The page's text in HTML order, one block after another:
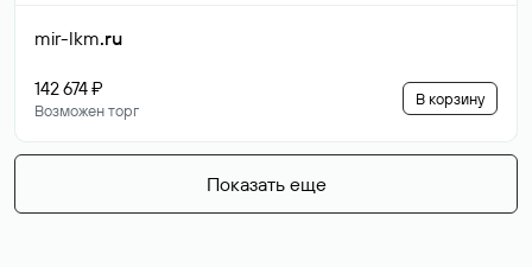
mir-lkm.ru
142 674 ₽
Возможен торг
В корзину
Показать еще